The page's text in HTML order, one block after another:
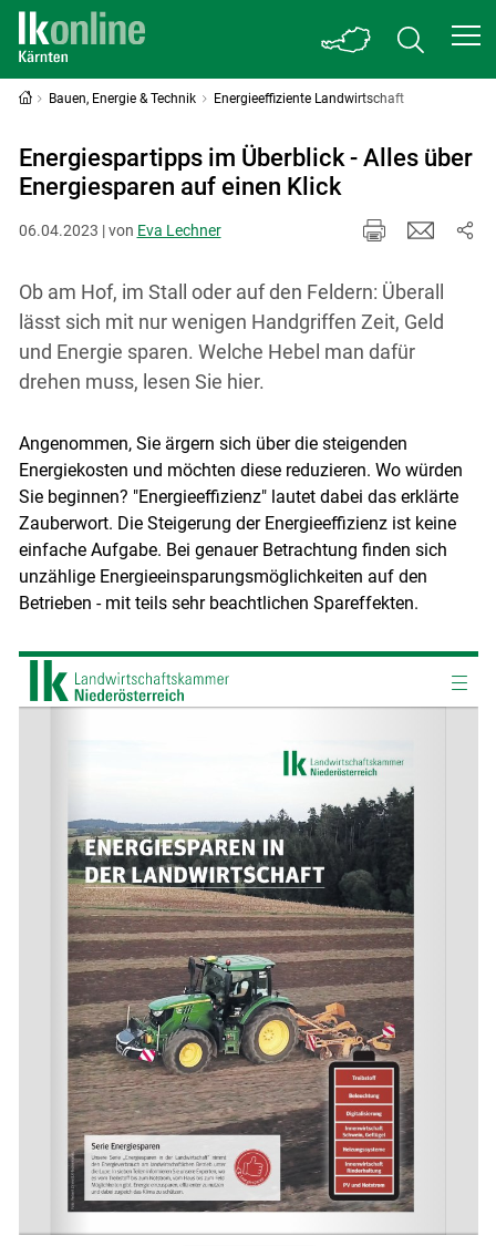
Bauen, Energie & Technik Energieeffiziente Landwirtschaft
Energiespartipps im Überblick - Alles über
Energiesparen auf einen Klick
06.04.2023 | von Eva Lechner
Ob am Hof, im Stall oder auf den Feldern: Überall
lässt sich mit nur wenigen Handgriffen Zeit, Geld
und Energie sparen. Welche Hebel man dafür
drehen muss, lesen Sie hier.
Angenommen, Sie ärgern sich über die steigenden
Energiekosten und möchten diese reduzieren. Wo würden
Sie beginnen? "Energieeffizienz" lautet dabei das erklärte
Zauberwort. Die Steigerung der Energieeffizienz ist keine
einfache Aufgabe. Bei genauer Betrachtung finden sich
unzählige Energieeinsparungsmöglichkeiten auf den
Betrieben - mit teils sehr beachtlichen Spareffekten.